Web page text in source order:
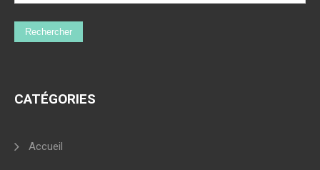
CATÉGORIES
Accueil